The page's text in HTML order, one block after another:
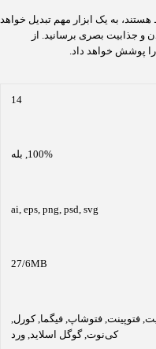
به یک ابزار مهم تبدیل خواهد
و جذابیت بصری برسانید. از
پوشش خواهد داد.
14
100%
, بله
ai eps png psd svg
27/6MB
فتوپینت فتوشاپ فیگما ,کورل
کی‌نوت ,گوگل اسلاید ورد